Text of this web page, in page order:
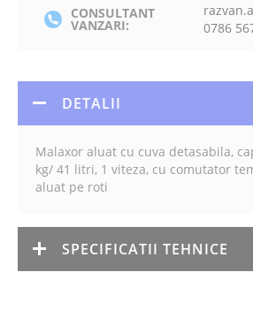
CONSULTANT
VANZARI:
0786
DETALII
Malaxor aluat cu cuva detasabila,
kg/ 41 litri, 1 viteza, cu comutator
aluat pe roti
SPECIFICATII TEHNICE